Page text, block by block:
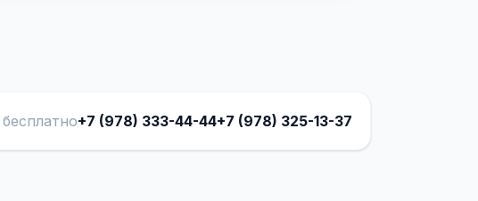
бесплатно+7 (978) 333-44-44+7 (978) 325-13-37